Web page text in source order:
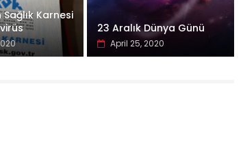
Karnesi
23 Aralık Dünya Günü
April 25, 2020